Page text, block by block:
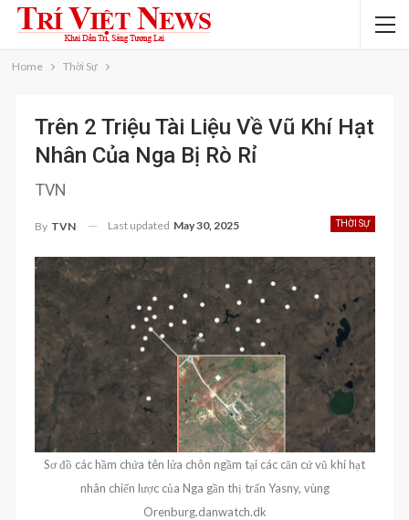
Home Thời Sự
Trên 2 Triệu Tài Liệu Về Vũ Khí Hạt
Nhân Của Nga Bị Rò Rỉ
TVN
THỜI SỰ
By TVN Last updated May 30, 2025
Sơ đồ các hầm chứa tên lửa chôn ngầm tại các căn cứ vũ khí hạt
nhân chiến lược của Nga gần thị trấn Yasny, vùng
Orenburg.danwatch.dk